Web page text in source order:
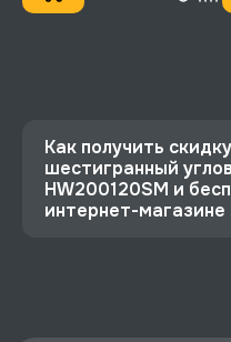
Как получить
шестигранный
HW200120SM и
интернет-магазине